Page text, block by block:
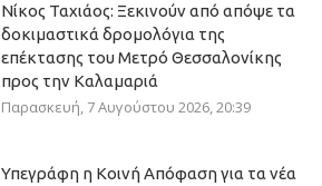
Νίκος Ταχιάος: Ξεκινούν από απόψε τα
δοκιμαστικά δρομολόγια της
επέκτασης του Μετρό Θεσσαλονίκης
προς την Καλαμαριά
Παρασκευή, 7 Αυγούστου 2026, 20:39
Υπεγράφη η Κοινή Απόφαση για τα νέα